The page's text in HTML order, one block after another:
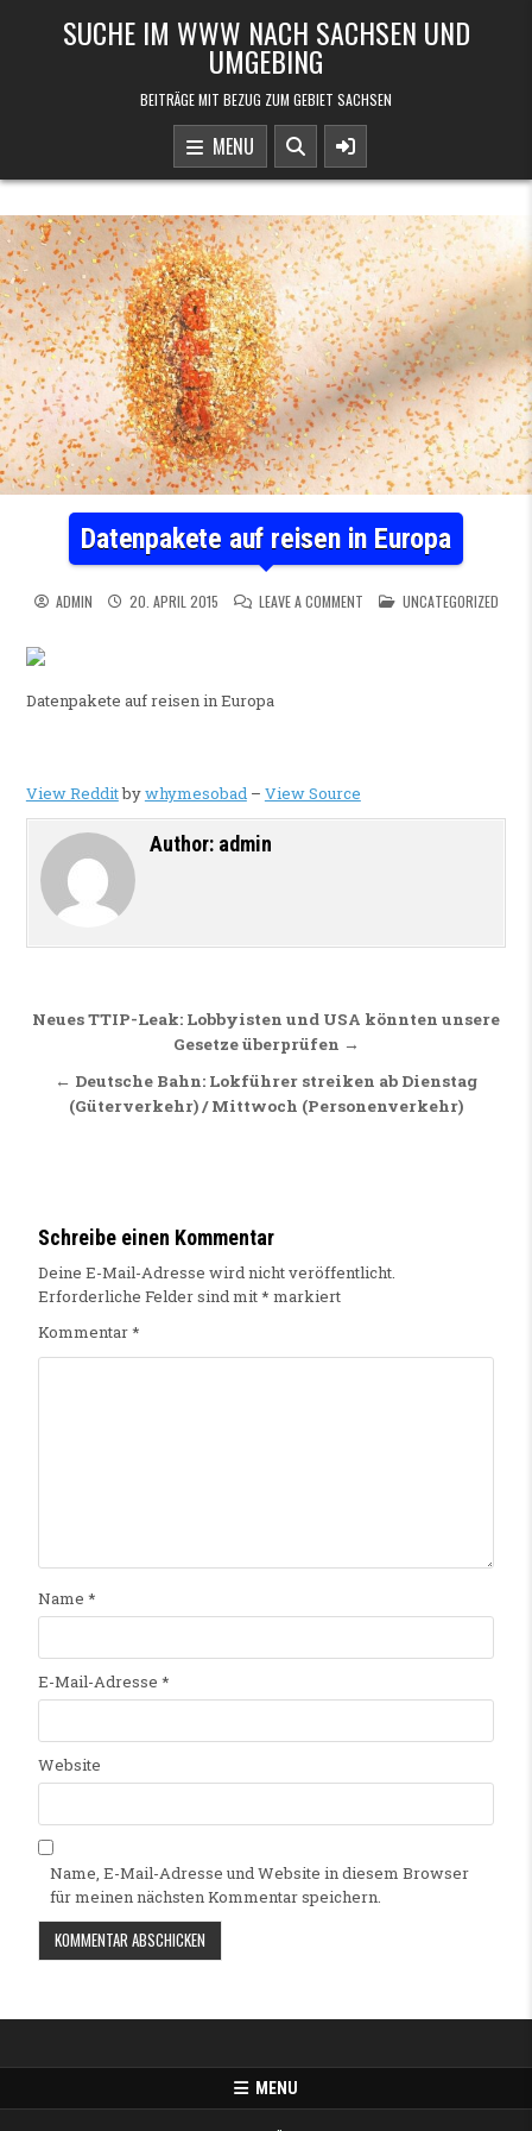
SUCHE IM WWW NACH SACHSEN UND
UMGEBING
BEITRÄGE MIT BEZUG ZUM GEBIET SACHSEN
MENU
Datenpakete auf reisen in Europa
ADMIN 20. APRIL 2015 LEAVE A COMMENTON DATENPAKETE AUF
POSTED IN
UNCATEGORIZED
Datenpakete auf reisen in Europa
View Redditbywhymesobad– View Source
Author: admin
Beitragsnavigation
Neues TTIP-Leak: Lobbyisten und USA könnten unsere
Gesetze überprüfen →
← Deutsche Bahn: Lokführer streiken ab Dienstag
(Güterverkehr) / Mittwoch (Personenverkehr)
Schreibe einen Kommentar
Deine E-Mail-Adresse wird nicht veröffentlicht.
Erforderliche Felder sind mit* markiert
Kommentar*
Name *
E-Mail-Adresse *
Website
Name, E-Mail-Adresse und Website in diesem Browser
für meinen nächsten Kommentar speichern.
MENU